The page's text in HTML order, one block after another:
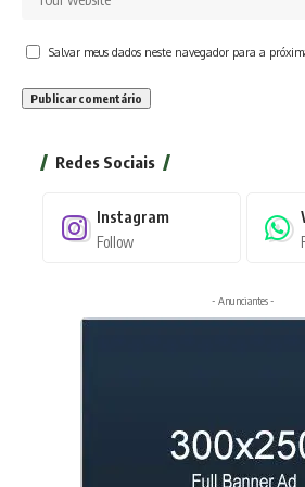
Salvar meus dados neste navegador para a
Redes Sociais
Instagram
Follow
- Anunciantes -